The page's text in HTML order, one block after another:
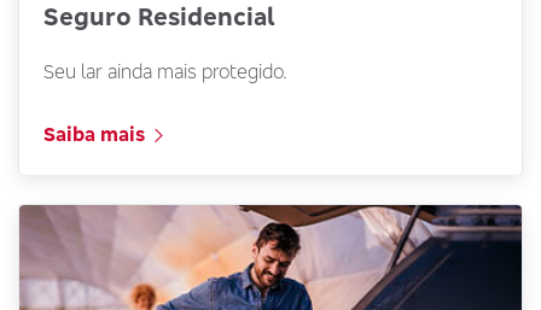
Seguro Residencial
Seu lar ainda mais protegido.
Saiba mais